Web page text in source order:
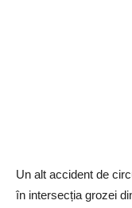
Un alt accident de
în intersecția grozei